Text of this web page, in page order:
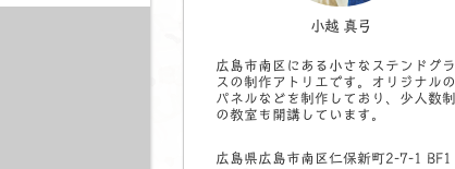
小越 真弓
広島市南区にある小さなステンドグラ
スの制作アトリエです。オリジナルの
パネルなどを制作しており、少人数制
の教室も開講しています。
広島県広島市南区仁保新町2-7-1 BF1